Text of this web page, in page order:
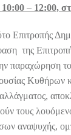
– 12:00,
Επιτροπής
της
Κυθήρων
τους
αναψυχής,